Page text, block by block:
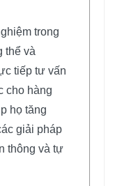
trong
thể và
tiếp tư vấn
cho hàng
họ tăng
giải pháp
thông và tự